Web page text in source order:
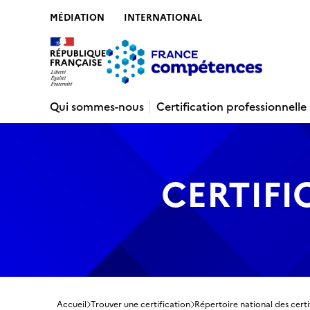
MÉDIATION INTERNATIONAL
Qui sommes-nous
Certification professionnelle
Accueil Trouver une certification Répertoire national des